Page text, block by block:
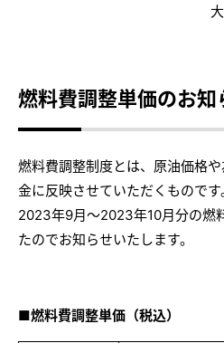
燃料費調整単価のお知
燃料費調整制度とは、原油価格
金に反映させていただくものです
2023年9月～2023年10月分の燃
たのでお知らせいたします。
■燃料費調整単価（税込）